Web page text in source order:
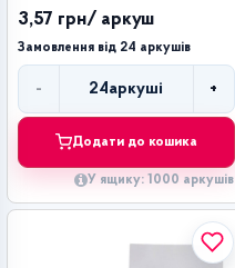
3,57 грн/ аркуш
Замовлення від 24 аркушів
-
Кількість
24аркуші +
Додати до кошика
У ящику: 1000 аркушів